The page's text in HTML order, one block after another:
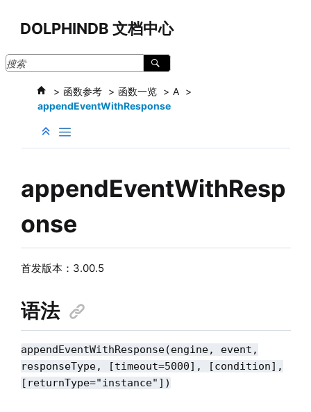
DOLPHINDB 文档中心
函数参考 函数一览
A
appendEventWithResponse
appendEventWithResp
onse
首发版本：3.00.5
语法
appendEventWithResponse(engine, event,
responseType, [timeout=5000], [condition],
[returnType="instance"])